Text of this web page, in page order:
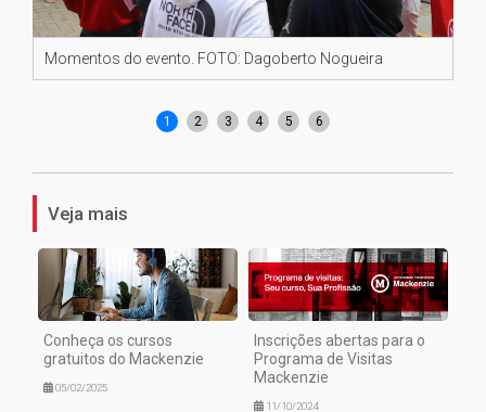
Momentos do evento. FOTO: Dagoberto Nogueira
1 2 3 4 5 6
Veja mais
Conheça os cursos
gratuitos do Mackenzie
05/02/2025
Inscrições abertas para o
Programa de Visitas
Mackenzie
11/10/2024